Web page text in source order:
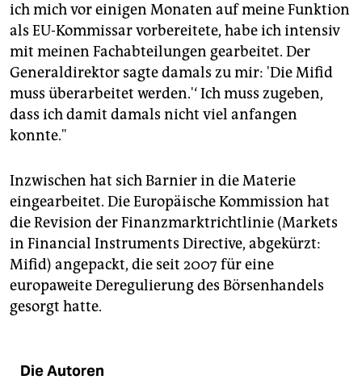
ich mich vor einigen Monaten auf meine Funktion
als EU-Kommissar vorbereitete, habe ich intensiv
mit meinen Fachabteilungen gearbeitet. Der
Generaldirektor sagte damals zu mir: 'Die Mifid
muss überarbeitet werden.'‘ Ich muss zugeben,
dass ich damit damals nicht viel anfangen
konnte."
Inzwischen hat sich Barnier in die Materie
eingearbeitet. Die Europäische Kommission hat
die Revision der Finanzmarktrichtlinie (Markets
in Financial Instruments Directive, abgekürzt:
Mifid) angepackt, die seit 2007 für eine
europaweite Deregulierung des Börsenhandels
gesorgt hatte.
Die Autoren